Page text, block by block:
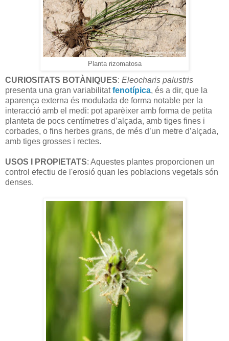
Planta rizomatosa
CURIOSITATS BOTÀNIQUES: Eleocharis palustris
presenta una gran variabilitatfenotípica, és a dir, que la
aparença externa és modulada de forma notable per la
interacció amb el medi: pot aparèixer amb forma de petita
planteta de pocs centímetres d’alçada, amb tiges fines i
corbades, o fins herbes grans, de més d’un metre d’alçada,
amb tiges grosses i rectes.
USOS I PROPIETATS: Aquestes plantes proporcionen un
control efectiu de l'erosió quan les poblacions vegetals són
denses.